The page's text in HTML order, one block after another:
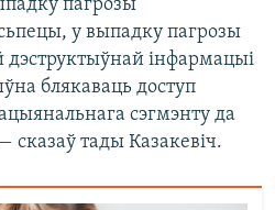
пагрозы
у выпадку пагрозы
дэструктыўнай інфармацыі
блякаваць доступ
сэгмэнту да
сказаў тады Казакевіч.